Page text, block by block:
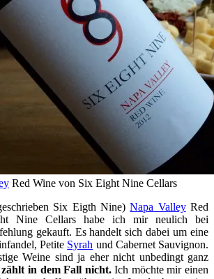
Red Wine von Six Eight Nine Cellars
Six Eigth Nine)Napa ValleyRed
Nine Cellars habe ich mir neulich bei
gekauft. Es handelt sich dabei um eine
Petite Syrah und Cabernet Sauvignon.
Weine sind ja eher nicht unbedingt ganz
zählt in dem Fall nicht.Ich möchte mir einen